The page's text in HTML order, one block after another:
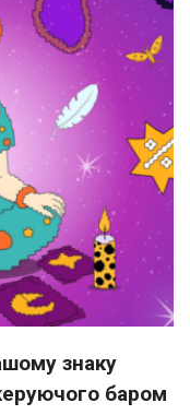
знаку
баром